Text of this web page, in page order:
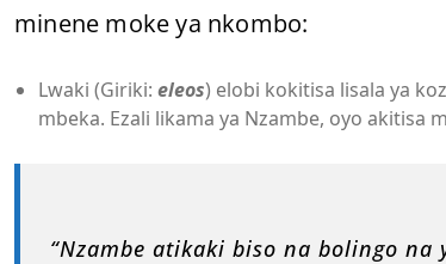
minene moke ya nkombo:
Lwaki (Giriki: eleos) elobi kokitisa lisala ya
mbeka. Ezali likama ya Nzambe, oyo akitisa
“Nzambe atikaki biso na bolingo